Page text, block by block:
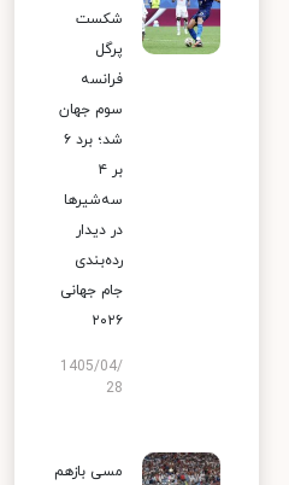
شکست
پرگل
فرانسه
سوم جهان
شد؛ برد ۶
بر ۴
سه‌شیرها
در دیدار
رده‌بندی
جام جهانی
۲۰۲۶
1405/04/
28
مسی بازهم